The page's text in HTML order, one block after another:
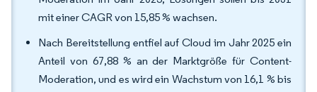
mit einer CAGR von 15,85 % wachsen.
Nach Bereitstellung entfiel auf Cloud im Jahr 2025 ein
Anteil von 67,88 % an der Marktgröße für Content-
Moderation, und es wird ein Wachstum von 16,1 % bis